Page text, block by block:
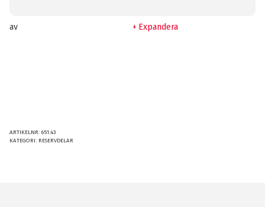
av Expandera
ARTIKELNR: 651.43
KATEGORI: RESERVDELAR